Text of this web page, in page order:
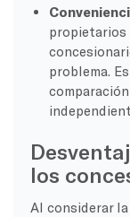
propietarios
problema.
los
Al considerar